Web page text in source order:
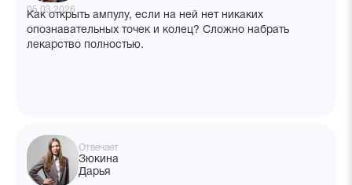
05.03.2026
Как открыть ампулу, если на ней нет никаких
опознавательных точек и колец? Сложно набрать
лекарство полностью.
Отвечает
Зюкина
Дарья